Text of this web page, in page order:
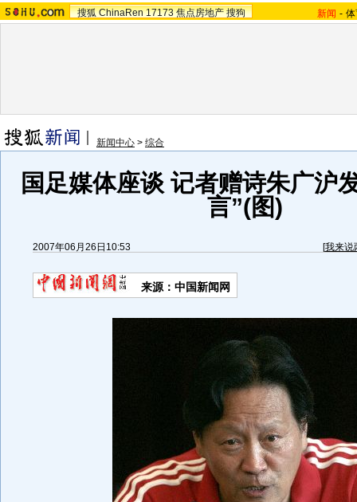
搜狐 ChinaRen 17173 焦点房地产 搜狗 新闻 -
新闻中心 > 综合
国足媒体座谈 记者赠诗朱广沪
言”(图)
2007年06月26日10:53 [我来说
来源：中国新闻网